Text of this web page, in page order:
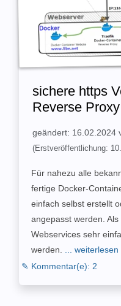
sichere https
Reverse
geändert: 16.02.2024
(Erstveröffentlichung:
Für nahezu alle
fertige Docker-
einfach selbst erstellt
angepasst werden.
Webservices sehr
werden.
... weiterlesen
✎ Kommentar(e): 2